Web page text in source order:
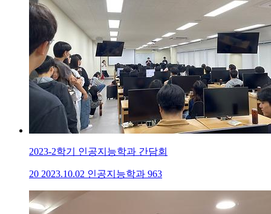
2023-2학기 인공지능학과 간담회
20 2023.10.02 인공지능학과 963